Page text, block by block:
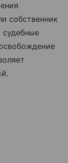
собственник